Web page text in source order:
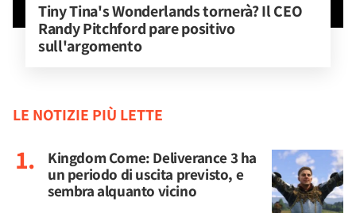
Tiny Tina's Wonderlands tornerà? Il CEO
Randy Pitchford pare positivo
sull'argomento
LE NOTIZIE PIÙ LETTE
Kingdom Come: Deliverance 3 ha
un periodo di uscita previsto, e
sembra alquanto vicino